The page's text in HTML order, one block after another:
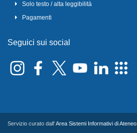
Solo testo / alta leggibilità
Pagamenti
Seguici sui social
Servizio curato dall'Area Sistemi Informativi di Ateneo